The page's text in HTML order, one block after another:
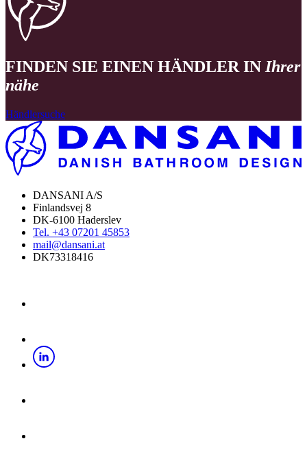
FINDEN SIE EINEN HÄNDLER IN Ihrer
nähe
Händlersuche
DANSANI A/S
Finlandsvej 8
DK-6100 Haderslev
Tel. +43 07201 45853
mail@dansani.at
DK73318416